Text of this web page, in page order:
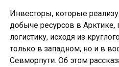
Инвесторы, которые
добыче ресурсов в
логистику, исходя из
только в западном, но и в
Севморпути. Об этом